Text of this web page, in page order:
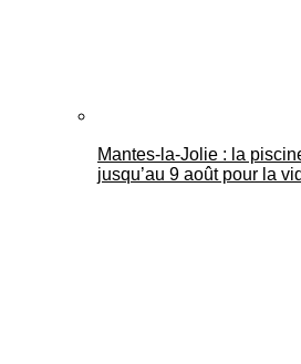
Mantes-la-Jolie : la
jusqu’au 9 août pour la